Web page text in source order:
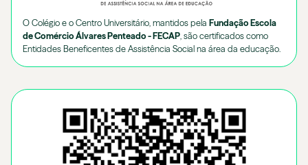
O Colégio e o Centro Universitário, mantidos pela Fundação Escola
de Comércio Álvares Penteado - FECAP , são certificados como
Entidades Beneficentes de Assistência Social na área da educação.